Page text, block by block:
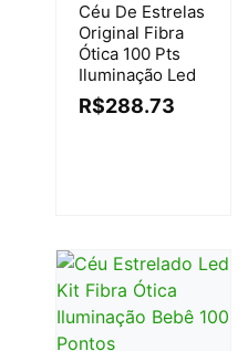
Céu De Estrelas
Original Fibra
Ótica 100 Pts
Iluminação Led
R$288.73